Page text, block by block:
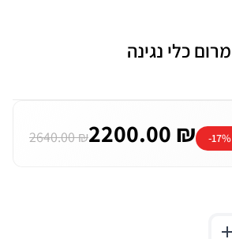
2640.00 ₪2200.00 ₪ -17%